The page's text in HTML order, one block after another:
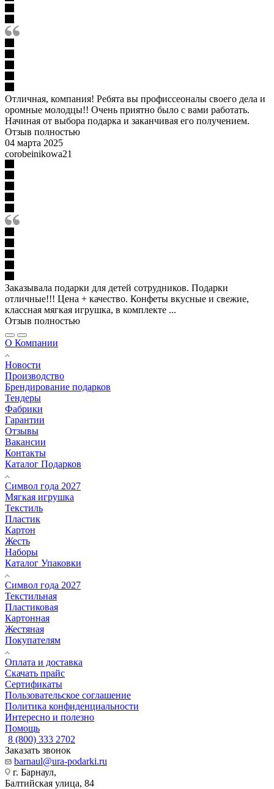
Отличная, компания! Ребята вы профиссеоналы своего дела и
оромные молодцы!! Очень приятно было с вами работать.
Начиная от выбора подарка и заканчивая его получением.
Отзыв полностью
04 марта 2025
corobeinikowa21
Заказывала подарки для детей сотрудников. Подарки
отличные!!! Цена + качество. Конфеты вкусные и свежие,
классная мягкая игрушка, в комплекте ...
Отзыв полностью
О Компании
Новости
Производство
Брендирование подарков
Тендеры
Фабрики
Гарантии
Отзывы
Вакансии
Контакты
Каталог Подарков
Символ года 2027
Мягкая игрушка
Текстиль
Пластик
Картон
Жесть
Наборы
Каталог Упаковки
Символ года 2027
Текстильная
Пластиковая
Картонная
Жестяная
Покупателям
Оплата и доставка
Скачать прайс
Сертификаты
Пользовательское соглашение
Политика конфиденциальности
Интересно и полезно
Помощь
8 (800) 333 2702
Заказать звонок
barnaul@ura-podarki.ru
г. Барнаул,
Балтийская улица, 84